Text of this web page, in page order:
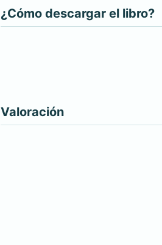
¿Cómo descargar el libro?
Valoración